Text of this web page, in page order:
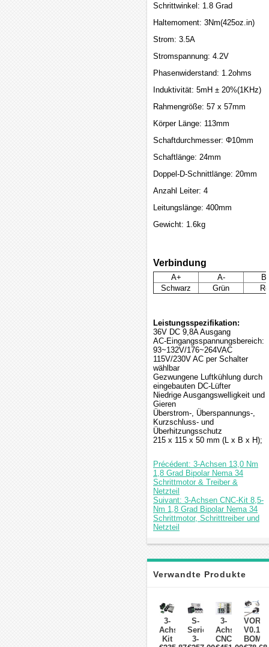
Schrittwinkel: 1.8 Grad
Haltemoment: 3Nm(425oz.in)
Strom: 3.5A
Stromspannung: 4.2V
Phasenwiderstand: 1.2ohms
Induktivität: 5mH ± 20%(1KHz)
Rahmengröße: 57 x 57mm
Körper Länge: 113mm
Schaftdurchmesser: Φ10mm
Schaftlänge: 24mm
Doppel-D-Schnittlänge: 20mm
Anzahl Leiter: 4
Leitungslänge: 400mm
Gewicht: 1.6kg
Verbindung
A+ A-
Schwarz
Grün
Leistungsspezifikation:
36V DC 9,8A Ausgang
AC-Eingangsspannungsbereich:
93~132V/176~264VAC
115V/230V AC per Schalter
wählbar
Gezwungene Luftkühlung durch
eingebauten DC-Lüfter
Niedrige Ausgangswelligkeit und
Gieren
Überstrom-, Überspannungs-,
Kurzschluss- und
Überhitzungsschutz
215 x 115 x 50 mm (L x B x H);
Précédent: 3-Achsen 13,0 Nm
1,8 Grad Bipolar Nema 34
Schrittmotor & Treiber &
Netzteil
Suivant: 3-Achsen CNC-Kit 8,5-
Nm 1,8 Grad Bipolar Nema 34
Schrittmotor, Schritttreiber und
Netzteil
Verwandte Produkte
3-
Achsen-
Kit
S-
Serie
3-
3-
Achsen
CNC-
V0.1
BOM